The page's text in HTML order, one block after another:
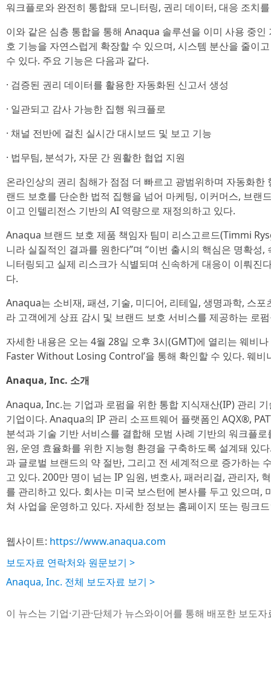
워크플로와 완전히 통합돼 모니터링, 권리 데이터, 대응 조치
이와 같은 심층 통합을 통해 Anaqua 솔루션을 이미 사용 중
호 기능을 자연스럽게 확장할 수 있으며, 시스템 분산을 줄이
수 있다. 주요 기능은 다음과 같다.
· 검증된 권리 데이터를 활용한 자동화된 신고서 생성
· 일관되고 감사 가능한 집행 워크플로
· 채널 전반에 걸친 실시간 대시보드 및 보고 기능
· 법무팀, 분석가, 자문 간 원활한 협업 지원
온라인상의 권리 침해가 점점 더 빠르고 광범위하며 자동화
랜드 보호를 단순한 법적 집행을 넘어 마케팅, 이커머스, 브랜
이고 인텔리전스 기반의 AI 역량으로 재정의하고 있다.
Anaqua 브랜드 보호 제품 책임자 팀미 리스고르드(Timmi
니라 실질적인 결과를 원한다”며 “이번 출시의 핵심은 명확성
니터링되고 실제 리스크가 식별되며 신속하게 대응이 이뤄진
다.
Anaqua는 소비재, 패션, 기술, 미디어, 리테일, 생명과학, 스
라 고객에게 상표 감시 및 브랜드 보호 서비스를 제공하는 로
자세한 내용은 오는 4월 28일 오후 3시(GMT)에 열리는 웨비
Faster Without Losing Control’을 통해 확인할 수 있다. 웨비
Anaqua, Inc. 소개
Anaqua, Inc.는 기업과 로펌을 위한 통합 지식재산(IP) 관리
기업이다. Anaqua의 IP 관리 소프트웨어 플랫폼인 AQX®,
분석과 기술 기반 서비스를 결합해 모범 사례 기반의 워크플
원, 운영 효율화를 위한 지능형 환경을 구축하도록 설계돼 있
과 글로벌 브랜드의 약 절반, 그리고 전 세계적으로 증가하는
고 있다. 200만 명이 넘는 IP 임원, 변호사, 패러리걸, 관리자,
를 관리하고 있다. 회사는 미국 보스턴에 본사를 두고 있으며,
쳐 사업을 운영하고 있다. 자세한 정보는 홈페이지 또는 링크
웹사이트: https://www.anaqua.com
보도자료 연락처와 원문보기 >
Anaqua, Inc. 전체 보도자료 보기 >
이 뉴스는 기업·기관·단체가 뉴스와이어를 통해 배포한 보도